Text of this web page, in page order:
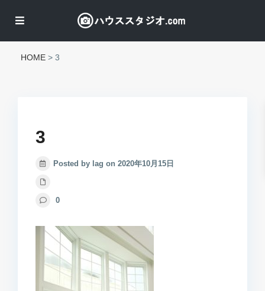
HOME > 3
3
Posted by lag on 2020年10月15日
0